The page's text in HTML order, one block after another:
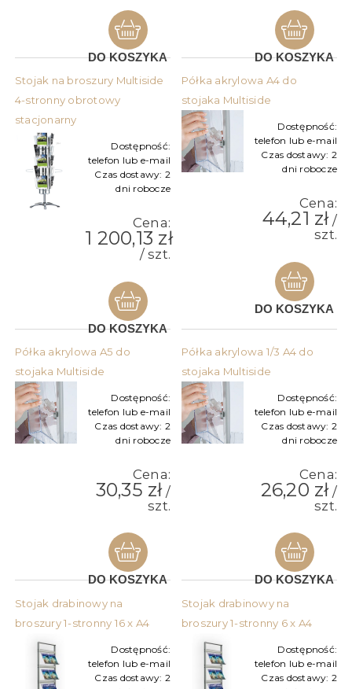
DO KOSZYKA DO KOSZYKA
Stojak na broszury Multiside
4-stronny obrotowy
stacjonarny
Dostępność:
telefon lub e-mail
Czas dostawy: 2
dni robocze
Cena:
1 200,13 zł
/ szt.
DO KOSZYKA
Półka akrylowa A4 do
stojaka Multiside
Dostępność:
telefon lub e-mail
Czas dostawy: 2
dni robocze
Cena:
44,21 zł/
szt.
DO KOSZYKA
Półka akrylowa A5 do
stojaka Multiside
Dostępność:
telefon lub e-mail
Czas dostawy: 2
dni robocze
Cena:
30,35 zł/
szt.
DO KOSZYKA
Półka akrylowa 1/3 A4 do
stojaka Multiside
Dostępność:
telefon lub e-mail
Czas dostawy: 2
dni robocze
Cena:
26,20 zł/
szt.
DO KOSZYKA
Stojak drabinowy na
broszury 1-stronny 16 x A4
Dostępność:
telefon lub e-mail
Czas dostawy: 2
Stojak drabinowy na
broszury 1-stronny 6 x A4
Dostępność:
telefon lub e-mail
Czas dostawy: 2